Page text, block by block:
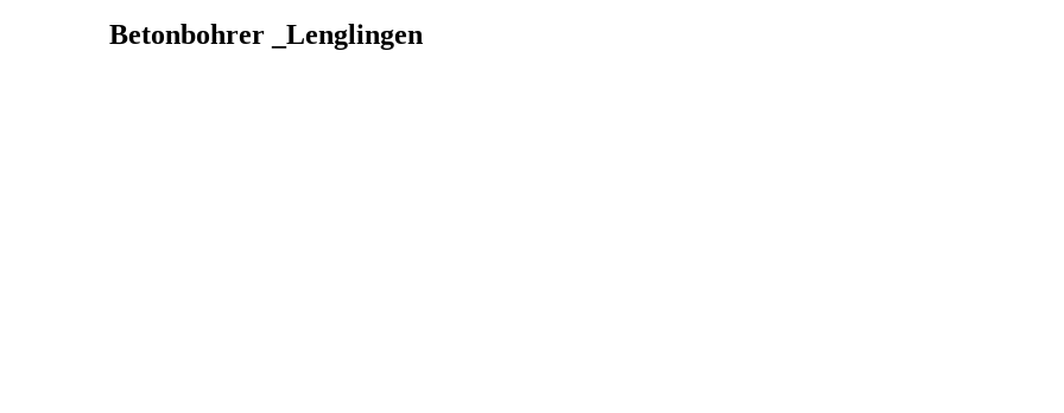
Betonbohrer _Lenglingen